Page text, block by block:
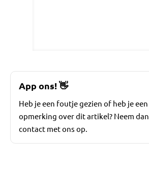
App ons!👋
Heb je een foutje gezien of heb je een
opmerking over dit artikel? Neem dan
contact met ons op.